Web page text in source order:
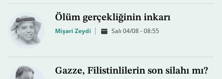
Ölüm gerçekliğinin inkarı
Mişari Zeydi Salı 04/08 - 08:55
Gazze, Filistinlilerin son silahı mı?